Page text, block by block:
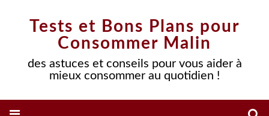
Tests et Bons Plans pour
Consommer Malin
des astuces et conseils pour vous aider à
mieux consommer au quotidien !